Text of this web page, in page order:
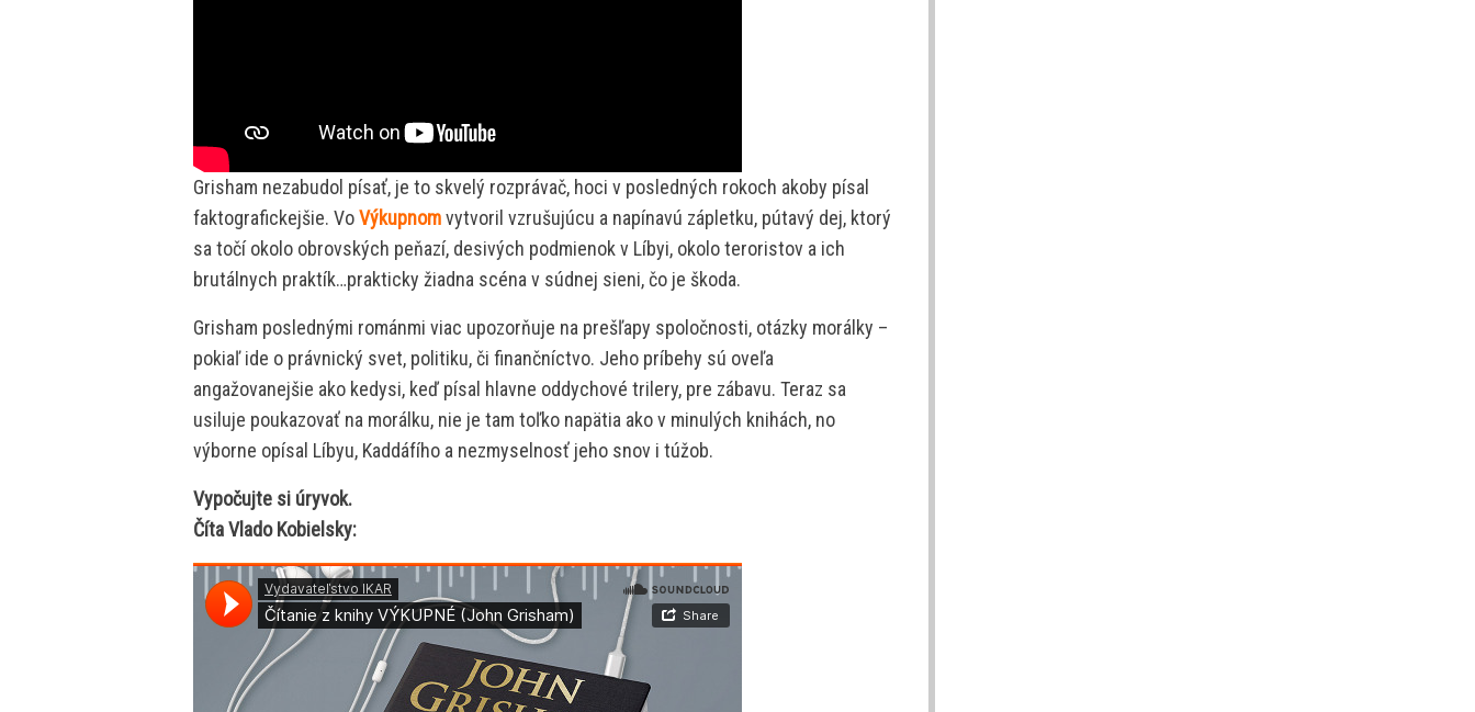
Grisham nezabudol písať, je to skvelý rozprávač, hoci v posledných rokoch akoby písal
faktografickejšie. VoVýkupnomvytvoril vzrušujúcu a napínavú zápletku, pútavý dej, ktorý
sa točí okolo obrovských peňazí, desivých podmienok v Líbyi, okolo teroristov a ich
brutálnych praktík…prakticky žiadna scéna v súdnej sieni, čo je škoda.
Grisham poslednými románmi viac upozorňuje na prešľapy spoločnosti, otázky morálky –
pokiaľ ide o právnický svet, politiku, či finančníctvo. Jeho príbehy sú oveľa
angažovanejšie ako kedysi, keď písal hlavne oddychové trilery, pre zábavu. Teraz sa
usiluje poukazovať na morálku, nie je tam toľko napätia ako v minulých knihách, no
výborne opísal Líbyu, Kaddáfího a nezmyselnosť jeho snov i túžob.
Vypočujte si úryvok.
Číta Vlado Kobielsky: